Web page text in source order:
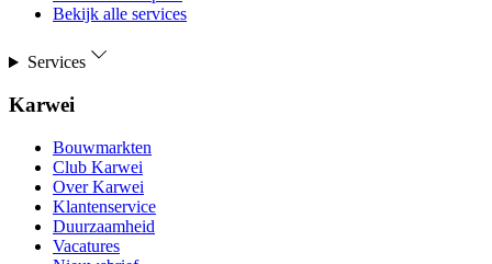
Bekijk alle services
Services
Karwei
Bouwmarkten
Club Karwei
Over Karwei
Klantenservice
Duurzaamheid
Vacatures